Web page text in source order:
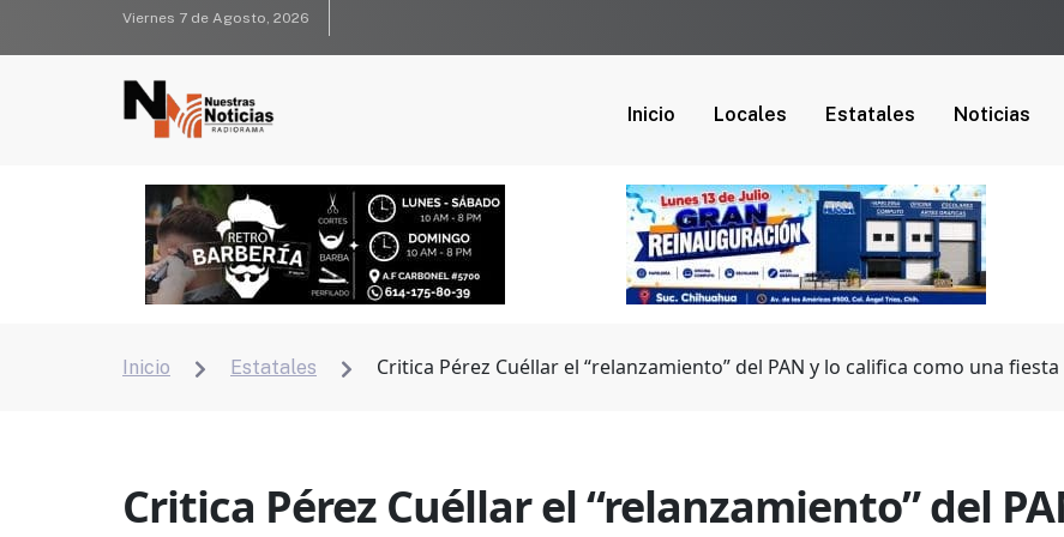
Viernes 7 de Agosto, 2026
Inicio Locales Estatales Noticias
Inicio  Estatales  Critica Pérez Cuéllar el “relanzamiento” del PAN y lo califica como una
Critica Pérez Cuéllar el “relanzamiento” del